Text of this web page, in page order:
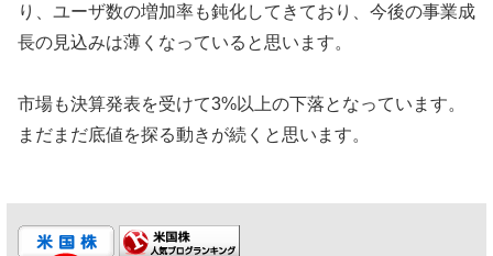
り、ユーザ数の増加率も鈍化してきており、今後の事業成
長の見込みは薄くなっていると思います。
市場も決算発表を受けて3%以上の下落となっています。
まだまだ底値を探る動きが続くと思います。